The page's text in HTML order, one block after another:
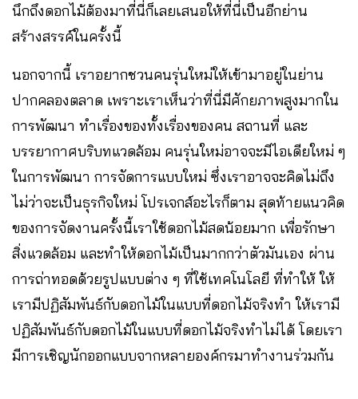
นึกถึงดอกไม้ต้องมาที่นี่ก็เลยเสนอให้ที่นี่เป็นอีกย่าน
สร้างสรรค์ในครั้งนี้
นอกจากนี้ เราอยากชวนคนรุ่นใหม่ให้เข้ามาอยู่ในย่าน
ปากคลองตลาด เพราะเราเห็นว่าที่นี่มีศักยภาพสูงมากใน
การพัฒนา ทำเรื่องของทั้งเรื่องของคน สถานที่ และ
บรรยากาศบริบทแวดล้อม คนรุ่นใหม่อาจจะมีไอเดียใหม่ ๆ
ในการพัฒนา การจัดการแบบใหม่ ซึ่งเราอาจจะคิดไม่ถึง
ไม่ว่าจะเป็นธุรกิจใหม่ โปรเจกส์อะไรก็ตาม สุดท้ายแนวคิด
ของการจัดงานครั้งนี้เราใช้ดอกไม้สดน้อยมาก เพื่อรักษา
สิ่งแวดล้อม และทำให้ดอกไม้เป็นมากกว่าตัวมันเอง ผ่าน
การถ่าทอดด้วยรูปแบบต่าง ๆ ที่ใช้เทคโนโลยี ที่ทำให้ ให้
เรามีปฏิสัมพันธ์กับดอกไม้ในแบบที่ดอกไม้จริงทำ ให้เรามี
ปฏิสัมพันธ์กับดอกไม้ในแบบที่ดอกไม้จริงทำไม่ได้ โดยเรา
มีการเชิญนักออกแบบจากหลายองค์กรมาทำงานร่วมกัน